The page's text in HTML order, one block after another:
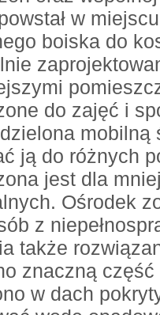
w
boiska do
do zajęć i
mobilną
ją do różnych
jest dla
Ośrodek
z
także
znaczną
w dach